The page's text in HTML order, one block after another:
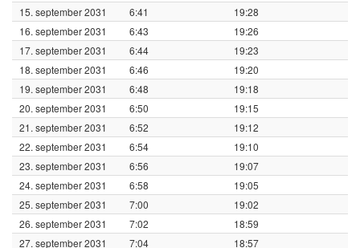
15. september 2031
6:41
19:28
16. september 2031
6:43
19:26
17. september 2031
6:44
19:23
18. september 2031
6:46
19:20
19. september 2031
6:48
19:18
20. september 2031
6:50
19:15
21. september 2031
6:52
19:12
22. september 2031
6:54
19:10
23. september 2031
6:56
19:07
24. september 2031
6:58
19:05
25. september 2031
7:00
19:02
26. september 2031
7:02
18:59
27. september 2031
7:04
18:57